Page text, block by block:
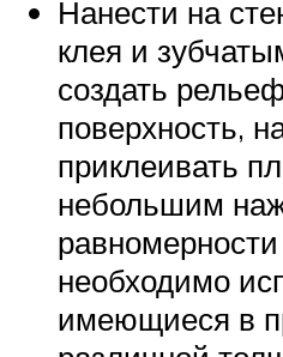
Нанести на
клея и
создать
поверхность,
приклеивать
небольшим
необходимо
имеющиеся в